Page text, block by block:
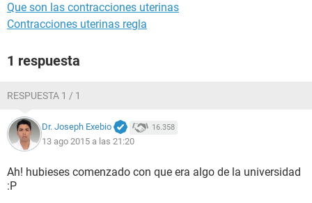
Que son las contracciones uterinas
Contracciones uterinas regla
1 respuesta
RESPUESTA 1 / 1
Dr. Joseph Exebio 16.358
13 ago 2015 a las 21:20
Ah! hubieses comenzado con que era algo de la universidad
:P